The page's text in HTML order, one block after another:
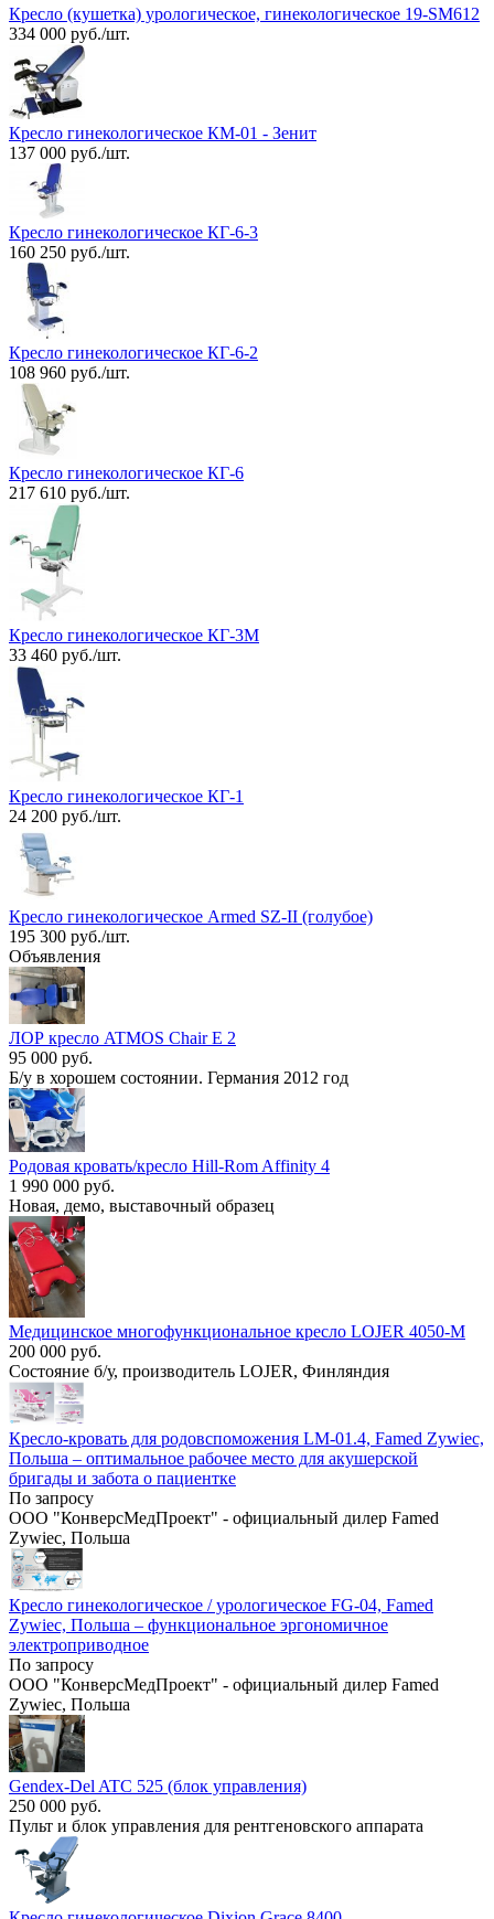
Кресло (кушетка) урологическое, гинекологическое 19-SM612
334 000 руб./шт.
Кресло гинекологическое КМ-01 - Зенит
137 000 руб./шт.
Кресло гинекологическое КГ-6-3
160 250 руб./шт.
Кресло гинекологическое КГ-6-2
108 960 руб./шт.
Кресло гинекологическое КГ-6
217 610 руб./шт.
Кресло гинекологическое КГ-3М
33 460 руб./шт.
Кресло гинекологическое КГ-1
24 200 руб./шт.
Кресло гинекологическое Armed SZ-II (голубое)
195 300 руб./шт.
Объявления
ЛОР кресло ATMOS Chair E 2
95 000 руб.
Б/у в хорошем состоянии. Германия 2012 год
Родовая кровать/кресло Hill-Rom Affinity 4
1 990 000 руб.
Новая, демо, выставочный образец
Медицинское многофункциональное кресло LOJER 4050-M
200 000 руб.
Состояние б/у, производитель LOJER, Финляндия
Кресло-кровать для родовспоможения LM-01.4, Famed Zywiec,
Польша – оптимальное рабочее место для акушерской
бригады и забота о пациентке
По запросу
ООО "КонверсМедПроект" - официальный дилер Famed
Zywiec, Польша
Кресло гинекологическое / урологическое FG-04, Famed
Zywiec, Польша – функциональное эргономичное
электроприводное
По запросу
ООО "КонверсМедПроект" - официальный дилер Famed
Zywiec, Польша
Gendex-Del ATC 525 (блок управления)
250 000 руб.
Пульт и блок управления для рентгеновского аппарата